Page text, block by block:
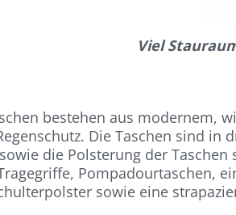
Viel
bestehen aus modernem,
Die Taschen sind in
die Polsterung der
Pompadourtaschen,
sowie eine